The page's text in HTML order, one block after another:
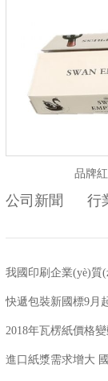
品牌
公司新聞 行
我國印刷企業(yè)質
快遞包裝新國標9月
2018年瓦楞紙價格
進口紙漿需求增大